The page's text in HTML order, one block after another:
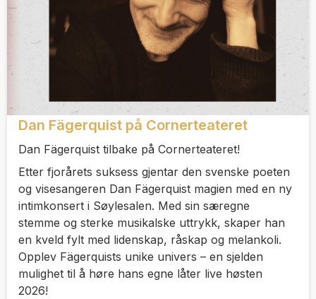
Dan Fägerquist på Cornerteateret
Dan Fägerquist tilbake på Cornerteateret!
Etter fjorårets suksess gjentar den svenske poeten
og visesangeren Dan Fägerquist magien med en ny
intimkonsert i Søylesalen. Med sin særegne
stemme og sterke musikalske uttrykk, skaper han
en kveld fylt med lidenskap, råskap og melankoli.
Opplev Fägerquists unike univers – en sjelden
mulighet til å høre hans egne låter live høsten
2026!